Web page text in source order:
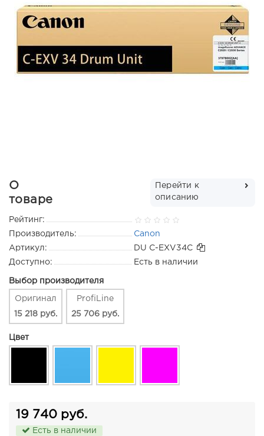
О
товаре
Перейти к
описанию
Рейтинг:
Производитель:
Canon
Артикул:
DU С-EXV34C
Доступно:
Есть в наличии
Выбор производителя
Оригинал
15 218 руб.
ProfiLine
25 706 руб.
Цвет
19 740 руб.
Есть в наличии